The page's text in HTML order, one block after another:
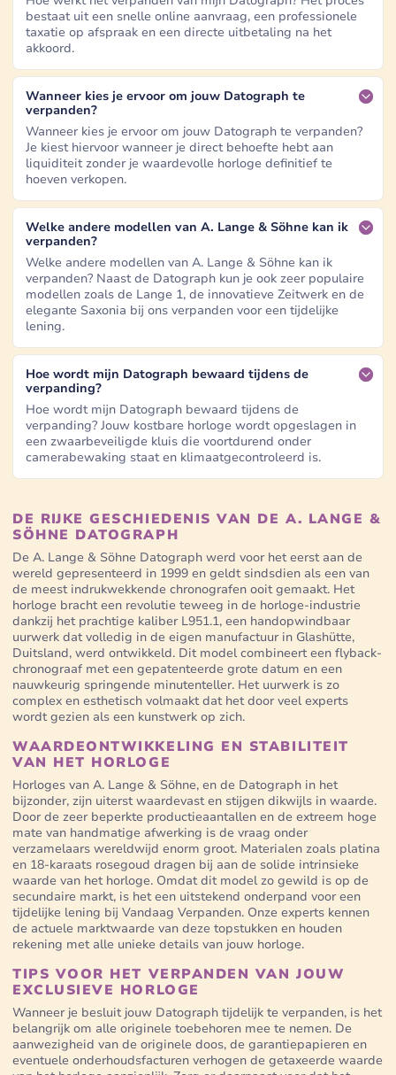
bestaat uit een snelle online aanvraag, een professionele
taxatie op afspraak en een directe uitbetaling na het
akkoord.
Wanneer kies je ervoor om jouw Datograph te
verpanden?
Wanneer kies je ervoor om jouw Datograph te verpanden?
Je kiest hiervoor wanneer je direct behoefte hebt aan
liquiditeit zonder je waardevolle horloge definitief te
hoeven verkopen.
Welke andere modellen van A. Lange & Söhne kan ik
verpanden?
Welke andere modellen van A. Lange & Söhne kan ik
verpanden? Naast de Datograph kun je ook zeer populaire
modellen zoals de Lange 1, de innovatieve Zeitwerk en de
elegante Saxonia bij ons verpanden voor een tijdelijke
lening.
Hoe wordt mijn Datograph bewaard tijdens de
verpanding?
Hoe wordt mijn Datograph bewaard tijdens de
verpanding? Jouw kostbare horloge wordt opgeslagen in
een zwaarbeveiligde kluis die voortdurend onder
camerabewaking staat en klimaatgecontroleerd is.
DE RIJKE GESCHIEDENIS VAN DE A. LANGE &
SÖHNE DATOGRAPH
De A. Lange & Söhne Datograph werd voor het eerst aan de
wereld gepresenteerd in 1999 en geldt sindsdien als een van
de meest indrukwekkende chronografen ooit gemaakt. Het
horloge bracht een revolutie teweeg in de horloge-industrie
dankzij het prachtige kaliber L951.1, een handopwindbaar
uurwerk dat volledig in de eigen manufactuur in Glashütte,
Duitsland, werd ontwikkeld. Dit model combineert een flyback-
chronograaf met een gepatenteerde grote datum en een
nauwkeurig springende minutenteller. Het uurwerk is zo
complex en esthetisch volmaakt dat het door veel experts
wordt gezien als een kunstwerk op zich.
WAARDEONTWIKKELING EN STABILITEIT
VAN HET HORLOGE
Horloges van A. Lange & Söhne, en de Datograph in het
bijzonder, zijn uiterst waardevast en stijgen dikwijls in waarde.
Door de zeer beperkte productieaantallen en de extreem hoge
mate van handmatige afwerking is de vraag onder
verzamelaars wereldwijd enorm groot. Materialen zoals platina
en 18-karaats rosegoud dragen bij aan de solide intrinsieke
waarde van het horloge. Omdat dit model zo gewild is op de
secundaire markt, is het een uitstekend onderpand voor een
tijdelijke lening bij Vandaag Verpanden. Onze experts kennen
de actuele marktwaarde van deze topstukken en houden
rekening met alle unieke details van jouw horloge.
TIPS VOOR HET VERPANDEN VAN JOUW
EXCLUSIEVE HORLOGE
Wanneer je besluit jouw Datograph tijdelijk te verpanden, is het
belangrijk om alle originele toebehoren mee te nemen. De
aanwezigheid van de originele doos, de garantiepapieren en
eventuele onderhoudsfacturen verhogen de getaxeerde waarde